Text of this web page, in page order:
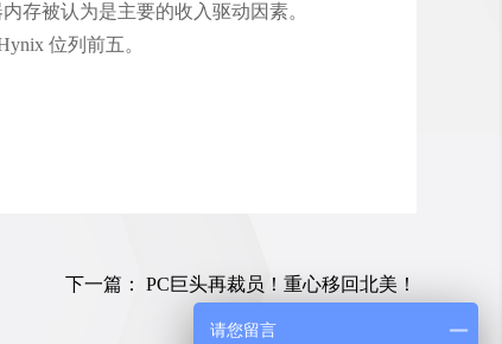
存被认为是主要的收入驱动因素。
位列前五。
下一篇： PC巨头再裁员！重心移回北美！
请您留言